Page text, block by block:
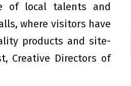
of local talents and
where visitors have
products and site-
Creative Directors of